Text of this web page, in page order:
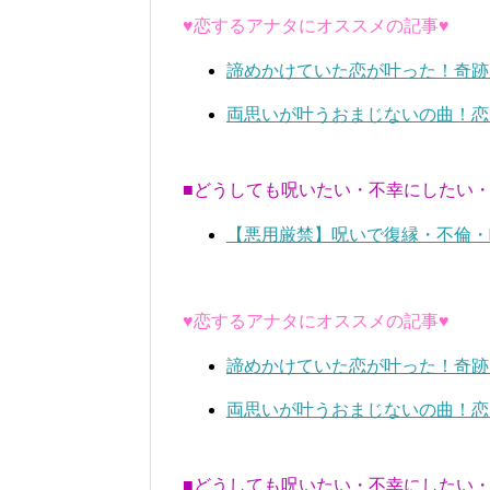
♥恋するアナタにオススメの記事♥
諦めかけていた恋が叶った！奇
両思いが叶うおまじないの曲！
■どうしても呪いたい・不幸にしたい
【悪用厳禁】呪いで復縁・不倫
♥恋するアナタにオススメの記事♥
諦めかけていた恋が叶った！奇
両思いが叶うおまじないの曲！
■どうしても呪いたい・不幸にしたい